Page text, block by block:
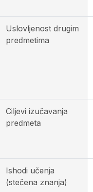
Uslovljenost drugim
predmetima
Ciljevi izučavanja
predmeta
Ishodi učenja
(stečena znanja)